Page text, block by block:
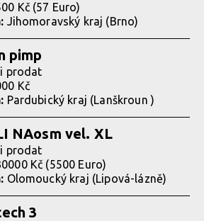
Kč (57 Euro)
Jihomoravský kraj (Brno)
pimp
prodat
Kč
Pardubický kraj (Lanškroun )
NAosm vel. XL
prodat
Kč (5500 Euro)
Olomoucký kraj (Lipová-lázně)
3